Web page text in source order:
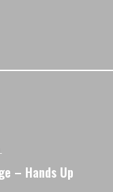
– Hands Up